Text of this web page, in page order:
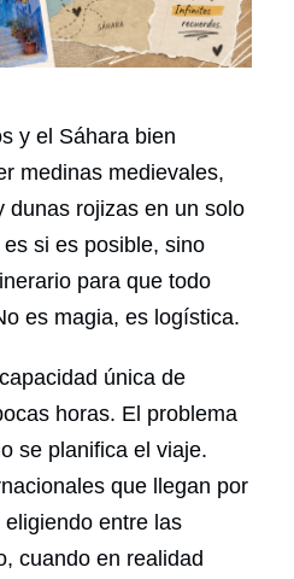
y el Sáhara bien
medinas medievales,
dunas rojizas en un solo
si es posible, sino
para que todo
es magia, es logística.
única de
horas. El problema
se planifica el viaje.
que llegan por
entre las
cuando en realidad